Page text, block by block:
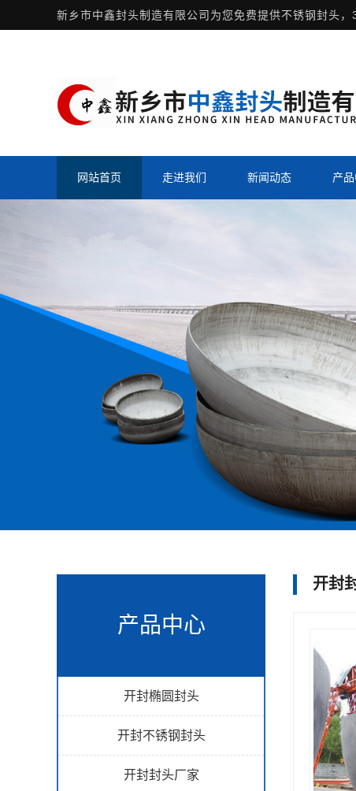
新乡市中鑫封头制造有限公司为您免费提供不锈钢封头，
网站首页 走进我们 新闻动态 产
产品中心
开封椭圆封头
开封不锈钢封头
开封封头厂家
开封